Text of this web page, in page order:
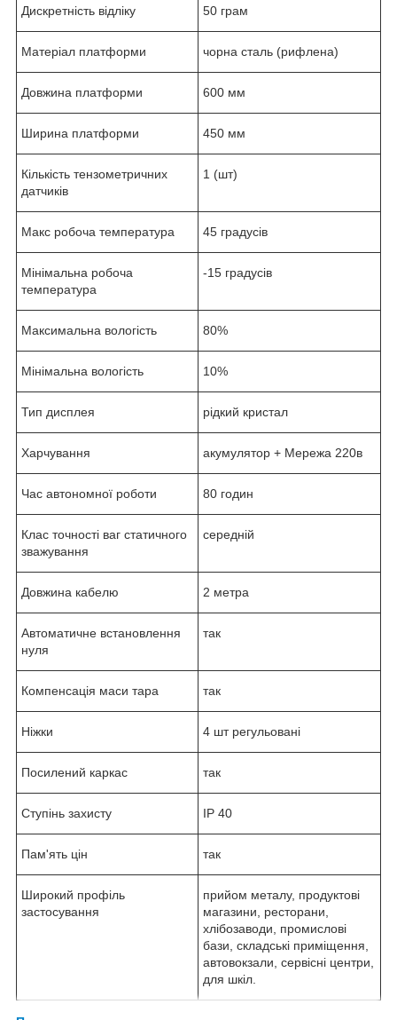
Дискретність відліку 50 грам
Матеріал платформи чорна сталь (рифлена)
Довжина платформи 600 мм
Ширина платформи 450 мм
Кількість тензометричних
датчиків
1 (шт)
Макс робоча температура 45 градусів
Мінімальна робоча
температура
-15 градусів
Максимальна вологість 80%
Мінімальна вологість 10%
Тип дисплея рідкий кристал
Харчування акумулятор + Мережа 220в
Час автономної роботи 80 годин
Клас точності ваг статичного
зважування
середній
Довжина кабелю 2 метра
Автоматичне встановлення
нуля
так
Компенсація маси тара так
Ніжки 4 шт регульовані
Посилений каркас так
Ступінь захисту IP 40
Пам'ять цін так
Широкий профіль
застосування
прийом металу, продуктові
магазини, ресторани,
хлібозаводи, промислові
бази, складські приміщення,
автовокзали, сервісні центри,
для шкіл.